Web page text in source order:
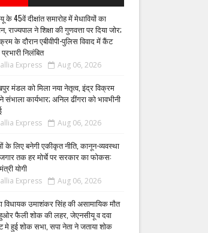
के 45वें दीक्षांत समारोह में मेधावियों का
राज्यपाल ने शिक्षा की गुणवत्ता पर दिया जोर;
के दौरान एबीवीपी-पुलिस विवाद में कैंट
निलंबित
Express Aug 06, 2026
मंडल को मिला नया नेतृत्व, इंद्र विक्रम
संभाला कार्यभार; अनिल ढींगरा को भावभीनी
Express Aug 06, 2026
के लिए बनेगी एकीकृत नीति, कानून-व्यवस्था
तक हर मोर्चे पर सरकार का फोकस:
योगी
Express Aug 06, 2026
विधायक उमाशंकर सिंह की असामायिक मौत
फैली शोक की लहर, जेएनसीयू व दवा
मे हुई शोक सभा, सपा नेता ने जताया शोक